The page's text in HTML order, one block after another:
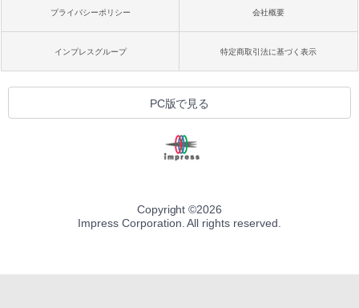
プライバシーポリシー 会社概要
インプレスグループ 特定商取引法に基づく表示
PC版で見る
Copyright ©2026
Impress Corporation. All rights reserved.